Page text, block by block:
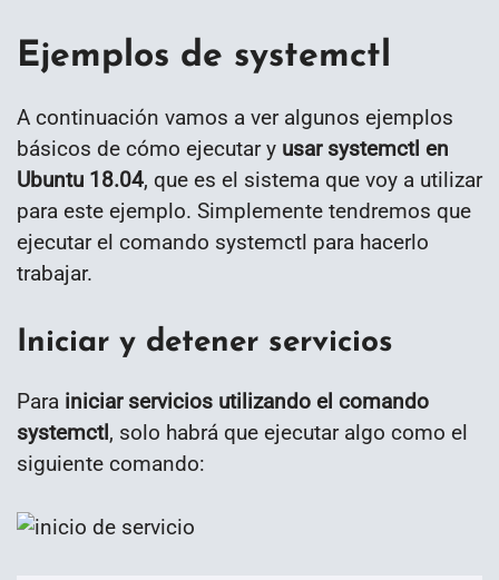
Ejemplos de systemctl
A continuación vamos a ver algunos ejemplos
básicos de cómo ejecutar y usar systemctl en
Ubuntu 18.04, que es el sistema que voy a utilizar
para este ejemplo. Simplemente tendremos que
ejecutar el comando systemctl para hacerlo
trabajar.
Iniciar y detener servicios
Para iniciar servicios utilizando el comando
systemctl, solo habrá que ejecutar algo como el
siguiente comando: